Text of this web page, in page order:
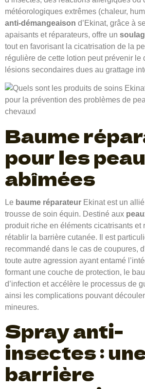
météorologiques extrêmes (chaleur,
anti-démangeaison d’Ekinat, grâce à
apaisants et réparateurs, offre un
tout en favorisant la cicatrisation de la
régulière de cette lotion peut prévenir le
lésions secondaires dues au grattage
Baume
pour les
abîmées
Le baume réparateur Ekinat est un
trousse de soin équin. Destiné aux
produit riche en éléments cicatrisants et
rétablir la barrière cutanée. Il est
recommandé dans le cas de coupures,
toute autre agression ayant entamé
formant une couche de protection, le
d’infection et accélère le processus de
ainsi les complications pouvant
mineures.
Spray anti-
insectes :
barrière